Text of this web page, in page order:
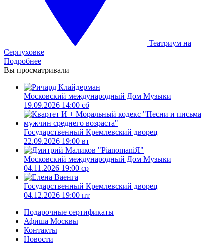
Театриум на
Серпуховке
Подробнее
Вы просматривали
Московский международный Дом Музыки
19.09.2026 14:00 сб
Государственный Кремлевский дворец
22.09.2026 19:00 вт
Московский международный Дом Музыки
04.11.2026 19:00 ср
Государственный Кремлевский дворец
04.12.2026 19:00 пт
Подарочные сертификаты
Афиша Москвы
Контакты
Новости